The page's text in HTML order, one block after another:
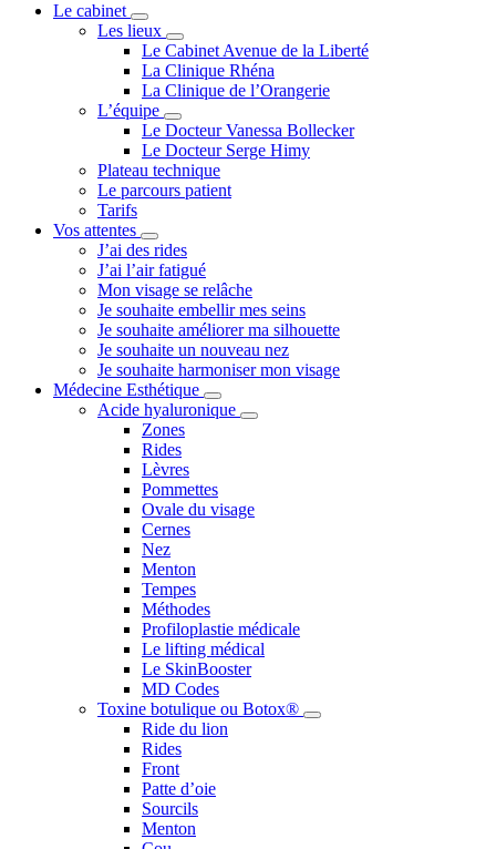
Le cabinet
Les lieux
Le Cabinet Avenue de la Liberté
La Clinique Rhéna
La Clinique de l’Orangerie
L’équipe
Le Docteur Vanessa Bollecker
Le Docteur Serge Himy
Plateau technique
Le parcours patient
Tarifs
Vos attentes
J’ai des rides
J’ai l’air fatigué
Mon visage se relâche
Je souhaite embellir mes seins
Je souhaite améliorer ma silhouette
Je souhaite un nouveau nez
Je souhaite harmoniser mon visage
Médecine Esthétique
Acide hyaluronique
Zones
Rides
Lèvres
Pommettes
Ovale du visage
Cernes
Nez
Menton
Tempes
Méthodes
Profiloplastie médicale
Le lifting médical
Le SkinBooster
MD Codes
Toxine botulique ou Botox®
Ride du lion
Rides
Front
Patte d’oie
Sourcils
Menton